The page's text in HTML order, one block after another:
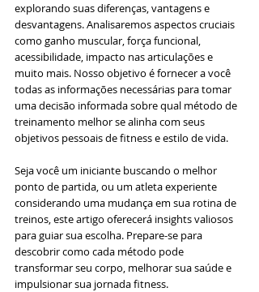
explorando suas diferenças, vantagens e
desvantagens. Analisaremos aspectos cruciais
como ganho muscular, força funcional,
acessibilidade, impacto nas articulações e
muito mais. Nosso objetivo é fornecer a você
todas as informações necessárias para tomar
uma decisão informada sobre qual método de
treinamento melhor se alinha com seus
objetivos pessoais de fitness e estilo de vida.
Seja você um iniciante buscando o melhor
ponto de partida, ou um atleta experiente
considerando uma mudança em sua rotina de
treinos, este artigo oferecerá insights valiosos
para guiar sua escolha. Prepare-se para
descobrir como cada método pode
transformar seu corpo, melhorar sua saúde e
impulsionar sua jornada fitness.